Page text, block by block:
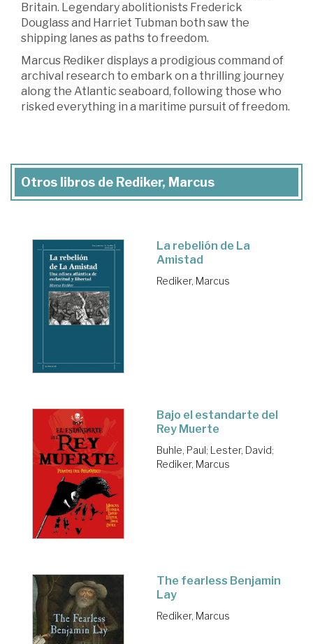
Britain. Legendary abolitionists Frederick
Douglass and Harriet Tubman both saw the
shipping lanes as paths to freedom.
Marcus Rediker displays a prodigious command of
archival research to embark on a thrilling journey
along the Atlantic seaboard, following those who
risked everything in a maritime pursuit of freedom.
Otros libros de Rediker, Marcus
La rebelión de La
Amistad
Rediker, Marcus
Bajo el estandarte del
Rey Muerte
Buhle, Paul; Lester, David;
Rediker, Marcus
The fearless Benjamin
Lay
Rediker, Marcus